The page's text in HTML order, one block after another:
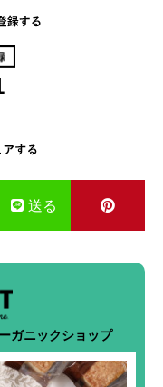
送る
ガニックショップ